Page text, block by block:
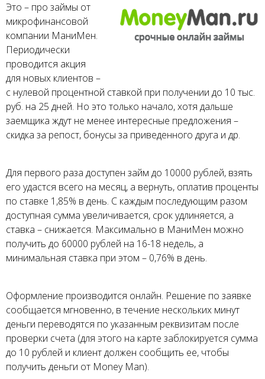
Это – про займы от
микрофинансовой
компании МаниМен.
Периодически
проводится акция
для новых клиентов –
с нулевой процентной ставкой при получении до 10 тыс.
руб. на 25 дней. Но это только начало, хотя дальше
заемщика ждут не менее интересные предложения –
скидка за репост, бонусы за приведенного друга и др.
Для первого раза доступен займ до 10000 рублей, взять
его удастся всего на месяц, а вернуть, оплатив проценты
по ставке 1,85% в день. С каждым последующим разом
доступная сумма увеличивается, срок удлиняется, а
ставка – снижается. Максимально в МаниМен можно
получить до 60000 рублей на 16-18 недель, а
минимальная ставка при этом – 0,76% в день.
Оформление производится онлайн. Решение по заявке
сообщается мгновенно, в течение нескольких минут
деньги переводятся по указанным реквизитам после
проверки счета (для этого на карте заблокируется сумма
до 10 рублей и клиент должен сообщить ее, чтобы
получить деньги от Money Man).